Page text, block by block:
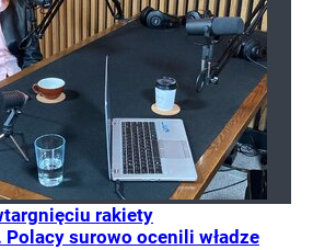
rakiety
surowo ocenili władze